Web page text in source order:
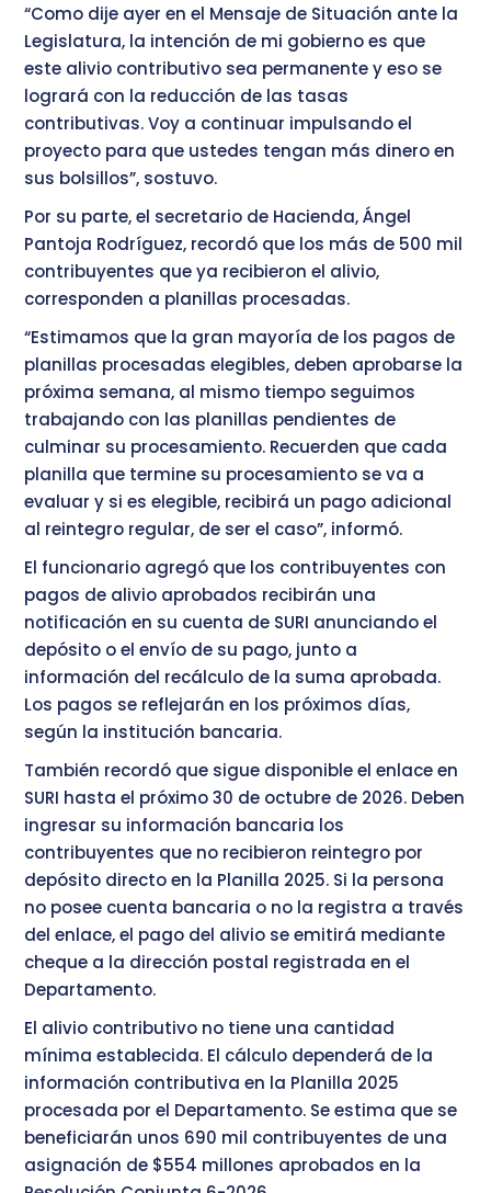
“Como dije ayer en el Mensaje de Situación ante la
Legislatura, la intención de mi gobierno es que
este alivio contributivo sea permanente y eso se
logrará con la reducción de las tasas
contributivas. Voy a continuar impulsando el
proyecto para que ustedes tengan más dinero en
sus bolsillos”, sostuvo.
Por su parte, el secretario de Hacienda, Ángel
Pantoja Rodríguez, recordó que los más de 500 mil
contribuyentes que ya recibieron el alivio,
corresponden a planillas procesadas.
“Estimamos que la gran mayoría de los pagos de
planillas procesadas elegibles, deben aprobarse la
próxima semana, al mismo tiempo seguimos
trabajando con las planillas pendientes de
culminar su procesamiento. Recuerden que cada
planilla que termine su procesamiento se va a
evaluar y si es elegible, recibirá un pago adicional
al reintegro regular, de ser el caso”, informó.
El funcionario agregó que los contribuyentes con
pagos de alivio aprobados recibirán una
notificación en su cuenta de SURI anunciando el
depósito o el envío de su pago, junto a
información del recálculo de la suma aprobada.
Los pagos se reflejarán en los próximos días,
según la institución bancaria.
También recordó que sigue disponible el enlace en
SURI hasta el próximo 30 de octubre de 2026. Deben
ingresar su información bancaria los
contribuyentes que no recibieron reintegro por
depósito directo en la Planilla 2025. Si la persona
no posee cuenta bancaria o no la registra a través
del enlace, el pago del alivio se emitirá mediante
cheque a la dirección postal registrada en el
Departamento.
El alivio contributivo no tiene una cantidad
mínima establecida. El cálculo dependerá de la
información contributiva en la Planilla 2025
procesada por el Departamento. Se estima que se
beneficiarán unos 690 mil contribuyentes de una
asignación de $554 millones aprobados en la